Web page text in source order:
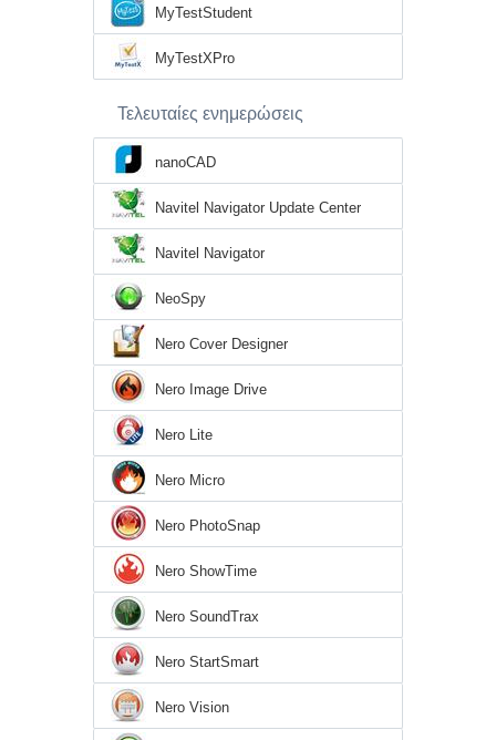
MyTestStudent
MyTestXPro
Τελευταίες ενημερώσεις
nanoCAD
Navitel Navigator Update Center
Navitel Navigator
NeoSpy
Nero Cover Designer
Nero Image Drive
Nero Lite
Nero Micro
Nero PhotoSnap
Nero ShowTime
Nero SoundTrax
Nero StartSmart
Nero Vision